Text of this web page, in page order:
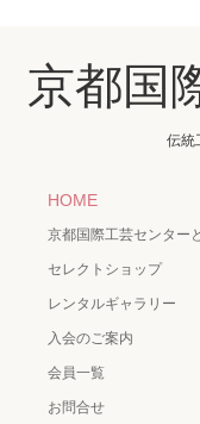
京都国
伝統
HOME
京都国際工芸センター
セレクトショップ
レンタルギャラリー
入会のご案内
会員一覧
お問合せ